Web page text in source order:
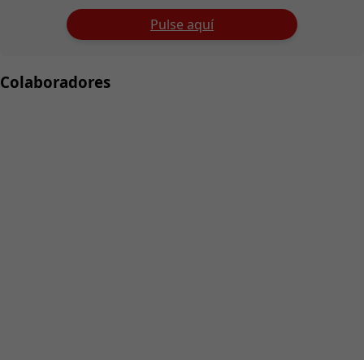
Pulse aquí
Colaboradores